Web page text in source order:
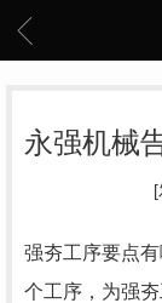
永强机械
强夯工序要点
个工序，为强